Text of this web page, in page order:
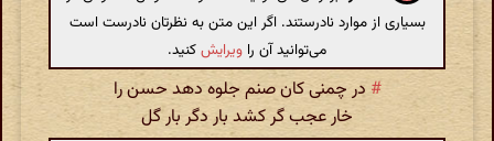
بسیاری از موارد نادرستند. اگر این متن به نظرتان نادرست است
می‌توانید آن را ویرایشکنید.
# در چمنی کان صنم جلوه دهد حسن را
خار عجب گر کشد بار دگر بار گل